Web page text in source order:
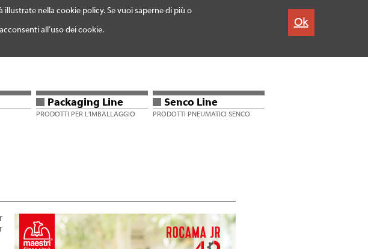
nella cookie policy. Se vuoi saperne di più o
all’uso dei cookie.
Ok
KONTAKTE WARRANTY EXTENSION DE
Packaging Line
PRODOTTI PER L'IMBALLAGGIO
Senco Line
PRODOTTI PNEUMATICI SENCO